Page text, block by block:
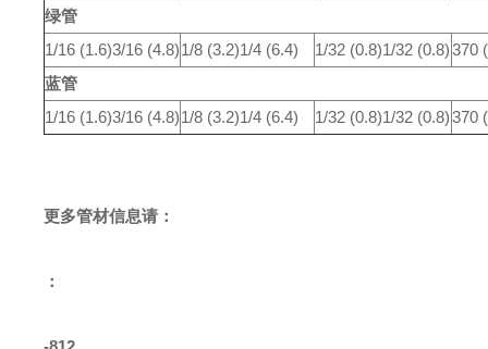
绿管
1/16 (1.6)3/16 (4.8)1/8 (3.2)1/4 (6.4) 1/32 (0.8)1/32 (0.8)370
蓝管
1/16 (1.6)3/16 (4.8)1/8 (3.2)1/4 (6.4) 1/32 (0.8)1/32 (0.8)370
更多管材信息请：
：